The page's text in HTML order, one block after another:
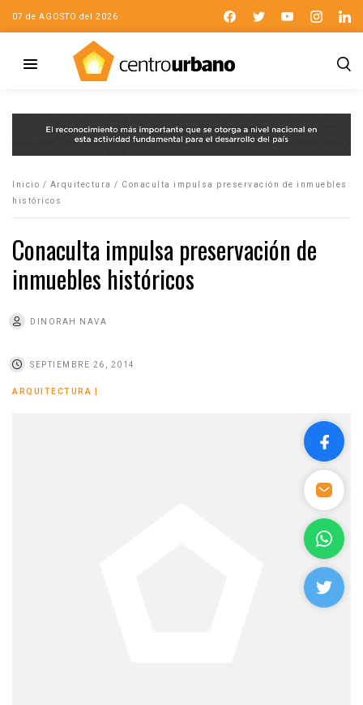
07 de AGOSTO del 2026
Inicio / Arquitectura / Conaculta impulsa preservación de inmuebles
históricos
Conaculta impulsa preservación de
inmuebles históricos
DINORAH NAVA
SEPTIEMBRE 26, 2014
ARQUITECTURA